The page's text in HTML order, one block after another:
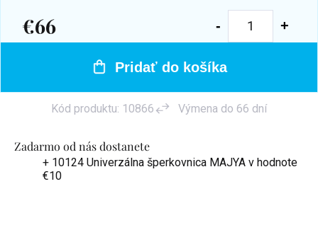
Zadarmo od nás dostanete
+ 10124 Univerzálna šperkovnica MAJYA v hodnote
€10
€66
Jednotková
Pridať do košíka
Kód produktu: 10866 Výmena do 66 dní